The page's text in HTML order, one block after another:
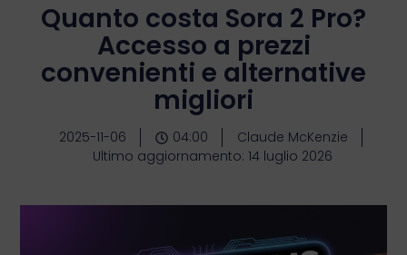
Quanto costa Sora 2 Pro?
Accesso a prezzi
convenienti e alternative
migliori
2025-11-06 04:00
Claude McKenzie
Ultimo aggiornamento: 14 luglio 2026